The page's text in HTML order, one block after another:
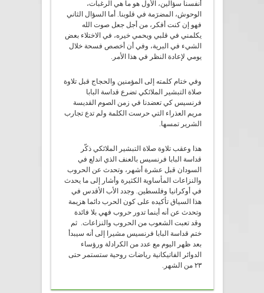
أنفسنا سؤالين، الأول هو ما هي الرغبات،
الوحوش، المضرَمة في قلوبنا. أما السؤال الثاني
فهو إن كنت أفكر، من أجل جعل صوت الله
يكلمني في قلبي ويحمي خيره، في الاختلاء بعض
الشيء في البرية، وفي أن أخصص فسحة خلال
يومي لإعادة النظر في هذا الأمر.
وفي ختام كلمته إلى المؤمنين والحجاج قبل تلاوة
صلاة التبشير الملائكي تضرع قداسة البابا
فرنسيس كي تعضدنا في زمن الصوم القديسة
مريم العذراء التي حرست الكلمة ولم تدع تجارب
الشرير تمسها.
هذا وعقب تلاوة صلاة التبشير الملائكي ذكّر
قداسة البابا فرنسيس بالعنف الذي اندلع في
السودان قبل عشرة أشهر، وتحدث عن الحروب
والنزاعات المأساوية الكثيرة وأشار إلى ما يحدث
في أوكرانيا وفلسطين. وجدد الأب الأقدس في
هذا السياق تأكيده على كون الحرب دائما هزيمة
وتحدث عن أنه أينما تدور حروب فهي بلا فائدة
وقد تعبت الشعوب من الحروب والنزاعات. ثم
ختم قداسة البابا فرنسيس مشيرا إلى أنه سيبدأ
بعد ظهر اليوم مع عدد من الكرادلة ورؤساء
الدوائر الفاتيكانية رياضات روحية ستستمر حتى
٢٣ من الشهر.